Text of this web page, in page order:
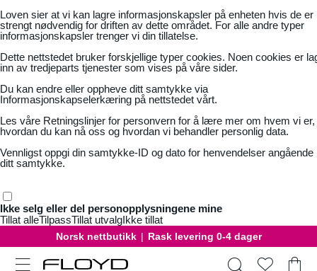
Loven sier at vi kan lagre informasjonskapsler på enheten hvis de er
strengt nødvendig for driften av dette området. For alle andre typer
informasjonskapsler trenger vi din tillatelse.
Dette nettstedet bruker forskjellige typer cookies. Noen cookies er
inn av tredjeparts tjenester som vises på våre sider.
Du kan endre eller oppheve ditt samtykke via
Informasjonskapselerkæring på nettstedet vårt.
Les våre Retningslinjer for personvern for å lære mer om hvem vi er,
hvordan du kan nå oss og hvordan vi behandler personlig data.
Vennligst oppgi din samtykke-ID og dato for henvendelser angående
ditt samtykke.
Ikke selg eller del personopplysningene mine
Tillat alleTilpassTillat utvalgIkke tillat
Norsk nettbutikk | Rask levering 0-4 dager